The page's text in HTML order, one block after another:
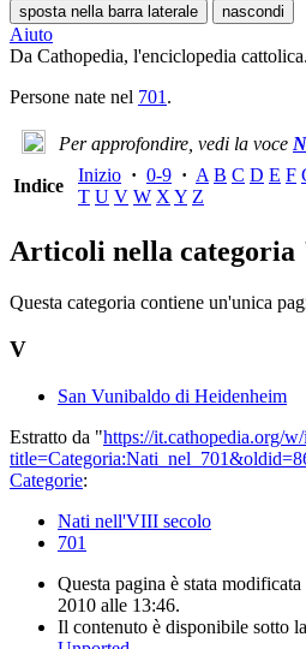
sposta nella barra laterale nascondi
Aiuto
Da Cathopedia, l'enciclopedia cattolica.
Persone nate nel 701.
Per approfondire, vedi la voce
Indice
Inizio · 0-9 · A B C D E F
T U V W XY Z
Articoli nella categoria
Questa categoria contiene un'unica
V
San Vunibaldo di Heidenheim
Estratto da "https://it.cathopedia.org/
Categorie:
Nati nell'VIII secolo
701
Questa pagina è stata
2010 alle 13:46.
Il contenuto è disponibile sotto la